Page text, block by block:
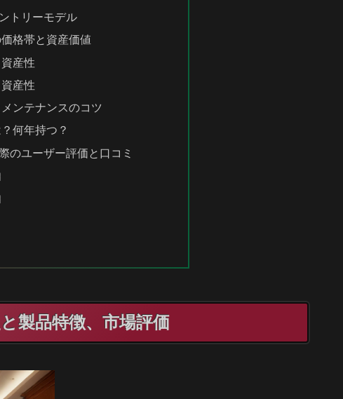
トリーモデル
格帯と資産価値
産性
産性
ンテナンスのコツ
何年持つ？
のユーザー評価と口コミ
製品特徴、市場評価